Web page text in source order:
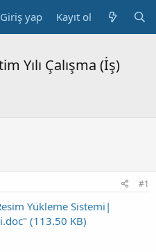
Giriş yap Kayıt ol
Yılı Çalışma (İş)
#1
Yükleme Sistemi|
(113.50 KB)